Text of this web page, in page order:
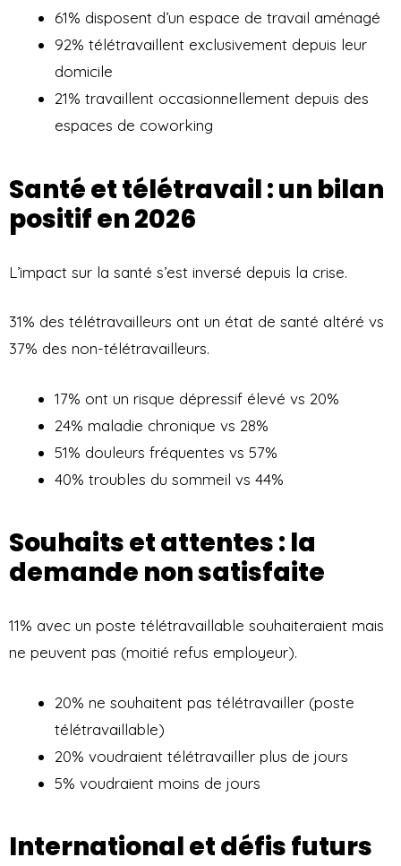
61% disposent d’un espace de travail aménagé
92% télétravaillent exclusivement depuis leur
domicile
21% travaillent occasionnellement depuis des
espaces de coworking
Santé et télétravail : un bilan
positif en 2026
L’impact sur la santé s’est inversé depuis la crise.
31% des télétravailleurs ont un état de santé altéré vs
37% des non-télétravailleurs.
17% ont un risque dépressif élevé vs 20%
24% maladie chronique vs 28%
51% douleurs fréquentes vs 57%
40% troubles du sommeil vs 44%
Souhaits et attentes : la
demande non satisfaite
11% avec un poste télétravaillable souhaiteraient mais
ne peuvent pas (moitié refus employeur).
20% ne souhaitent pas télétravailler (poste
télétravaillable)
20% voudraient télétravailler plus de jours
5% voudraient moins de jours
International et défis futurs